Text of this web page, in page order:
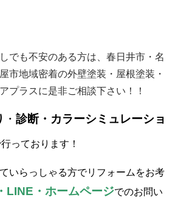
でも不安のある方は、春日井市・名
市地域密着の外壁塗装・屋根塗装・
プラスに是非ご相談下さい！！
・ 診断・カラーシミュレーショ
っております！
いらっしゃる方でリフォームをお考
LINE・ホームページでのお問い